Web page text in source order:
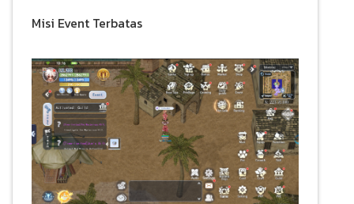
Misi Event Terbatas